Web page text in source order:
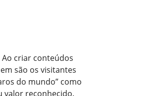
criar conteúdos
são os visitantes
do mundo” como
valor reconhecido.